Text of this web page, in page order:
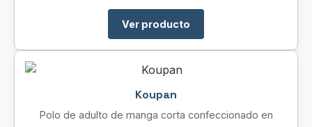
Ver producto
Koupan
Polo de adulto de manga corta confeccionado en